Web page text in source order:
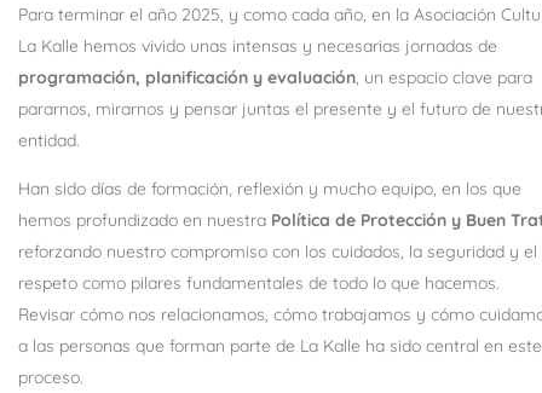
Para terminar el año 2025, y como cada año, en la Asociación
La Kalle hemos vivido unas intensas y necesarias jornadas de
programación, planificación y evaluación, un espacio clave para
pararnos, mirarnos y pensar juntas el presente y el futuro de
entidad.
Han sido días de formación, reflexión y mucho equipo, en los que
hemos profundizado en nuestra Política de Protección y Buen
reforzando nuestro compromiso con los cuidados, la seguridad y el
respeto como pilares fundamentales de todo lo que hacemos.
Revisar cómo nos relacionamos, cómo trabajamos y cómo
a las personas que forman parte de La Kalle ha sido central en este
proceso.